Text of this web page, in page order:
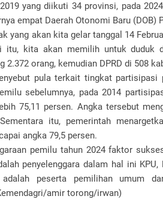
yang diikuti 34 provinsi, pada
empat Daerah Otonomi Baru (DOB)
yang akan kita gelar tanggal 14
itu, kita akan memilih untuk
2.372 orang, kemudian DPRD di 508
pula terkait tingkat
sebelumnya, pada 2014
75,11 persen. Angka tersebut
itu, pemerintah
angka 79,5 persen.
pemilu tahun 2024 faktor
penyelenggara dalam hal ini KPU,
peserta pemilihan umum
amir torong/irwan)